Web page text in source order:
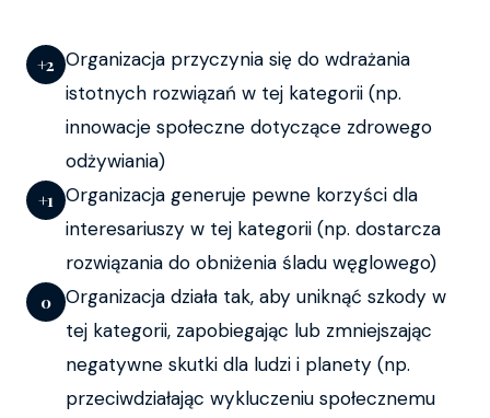
+2 Organizacja przyczynia się do wdrażania
istotnych rozwiązań w tej kategorii (np.
innowacje społeczne dotyczące zdrowego
odżywiania)
+1 Organizacja generuje pewne korzyści dla
interesariuszy w tej kategorii (np. dostarcza
rozwiązania do obniżenia śladu węglowego)
0
Organizacja działa tak, aby uniknąć szkody w
tej kategorii, zapobiegając lub zmniejszając
negatywne skutki dla ludzi i planety (np.
przeciwdziałając wykluczeniu społecznemu